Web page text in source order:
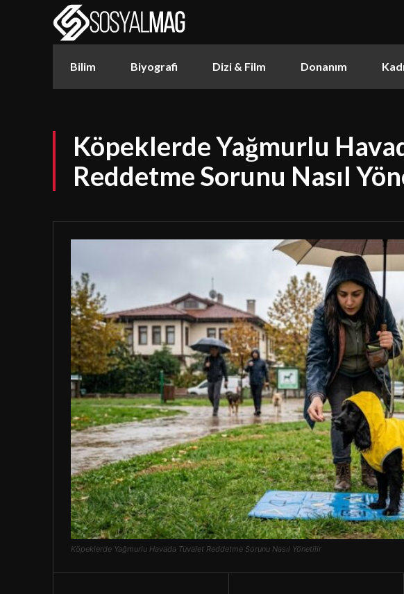
Bilim Biyografi Dizi & Film Donanım
Köpeklerde Yağmurlu
Reddetme Sorunu Nasıl
Köpeklerde Yağmurlu Havada Tuvalet Reddetme Sorunu Nasıl Yönetilir